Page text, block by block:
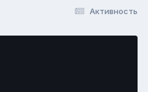
Активность